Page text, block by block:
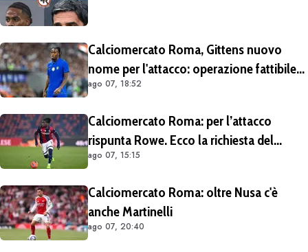
Calciomercato Roma, Gittens nuovo
nome per l'attacco: operazione fattibile
solo in prestito
ago 07, 18:52
Calciomercato Roma: per l’attacco
rispunta Rowe. Ecco la richiesta del
Bologna
ago 07, 15:15
Calciomercato Roma: oltre Nusa c'è
anche Martinelli
ago 07, 20:40